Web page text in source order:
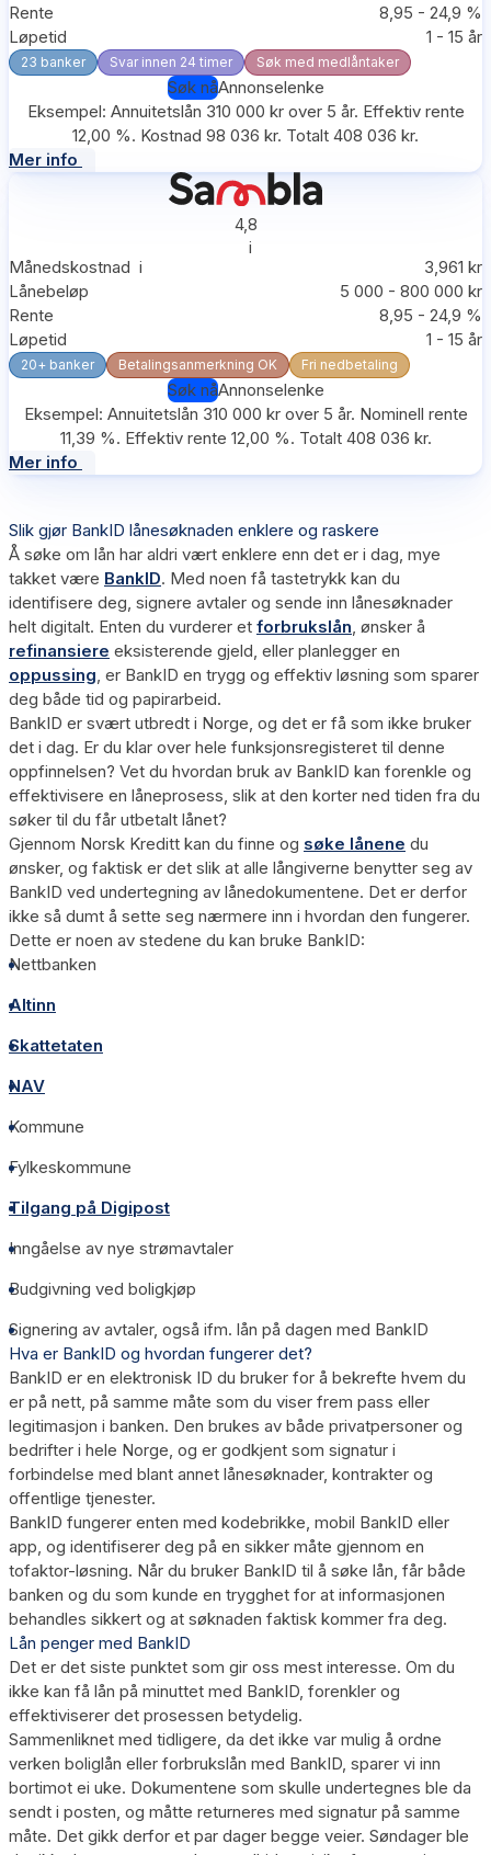
Rente
8,95 - 24,9 %
Løpetid
1 - 15 år
23 banker Svar innen 24 timer Søk med medlåntaker
Søk nåAnnonselenke
Eksempel: Annuitetslån 310 000 kr over 5 år. Effektiv rente
12,00 %. Kostnad 98 036 kr. Totalt 408 036 kr.
Mer info
4,8
i
Månedskostnad i
3,961 kr
Lånebeløp
5 000 - 800 000 kr
Rente
8,95 - 24,9 %
Løpetid
1 - 15 år
20+ banker Betalingsanmerkning OK Fri nedbetaling
Søk nåAnnonselenke
Eksempel: Annuitetslån 310 000 kr over 5 år. Nominell rente
11,39 %. Effektiv rente 12,00 %. Totalt 408 036 kr.
Mer info
Slik gjør BankID lånesøknaden enklere og raskere
Å søke om lån har aldri vært enklere enn det er i dag, mye
takket være BankID. Med noen få tastetrykk kan du
identifisere deg, signere avtaler og sende inn lånesøknader
helt digitalt. Enten du vurderer et forbrukslån , ønsker å
refinansiere eksisterende gjeld, eller planlegger en
oppussing , er BankID en trygg og effektiv løsning som sparer
deg både tid og papirarbeid.
BankID er svært utbredt i Norge, og det er få som ikke bruker
det i dag. Er du klar over hele funksjonsregisteret til denne
oppfinnelsen? Vet du hvordan bruk av BankID kan forenkle og
effektivisere en låneprosess, slik at den korter ned tiden fra du
søker til du får utbetalt lånet?
Gjennom Norsk Kreditt kan du finne og søke lånene du
ønsker, og faktisk er det slik at alle långiverne benytter seg av
BankID ved undertegning av lånedokumentene. Det er derfor
ikke så dumt å sette seg nærmere inn i hvordan den fungerer.
Dette er noen av stedene du kan bruke BankID:
Nettbanken
Altinn
Skattetaten
NAV
Kommune
Fylkeskommune
Tilgang på Digipost
Inngåelse av nye strømavtaler
Budgivning ved boligkjøp
Signering av avtaler, også ifm. lån på dagen med BankID
Hva er BankID og hvordan fungerer det?
BankID er en elektronisk ID du bruker for å bekrefte hvem du
er på nett, på samme måte som du viser frem pass eller
legitimasjon i banken. Den brukes av både privatpersoner og
bedrifter i hele Norge, og er godkjent som signatur i
forbindelse med blant annet lånesøknader, kontrakter og
offentlige tjenester.
BankID fungerer enten med kodebrikke, mobil BankID eller
app, og identifiserer deg på en sikker måte gjennom en
tofaktor-løsning. Når du bruker BankID til å søke lån, får både
banken og du som kunde en trygghet for at informasjonen
behandles sikkert og at søknaden faktisk kommer fra deg.
Lån penger med BankID
Det er det siste punktet som gir oss mest interesse. Om du
ikke kan få lån på minuttet med BankID, forenkler og
effektiviserer det prosessen betydelig.
Sammenliknet med tidligere, da det ikke var mulig å ordne
verken boliglån eller forbrukslån med BankID, sparer vi inn
bortimot ei uke. Dokumentene som skulle undertegnes ble da
sendt i posten, og måtte returneres med signatur på samme
måte. Det gikk derfor et par dager begge veier. Søndager ble